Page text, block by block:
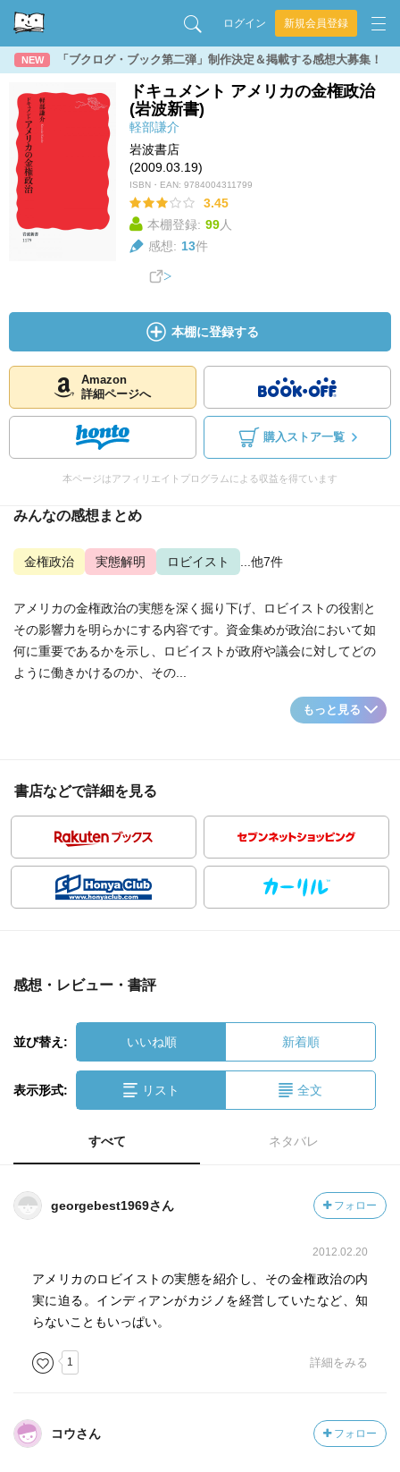
ログイン 新規会員登録
NEW 「ブクログ・ブック第二弾」制作決定＆掲載する感想大募集！
ドキュメント アメリカの金権政治
(岩波新書)
軽部謙介
岩波書店
(2009.03.19)
ISBN・EAN: 9784004311799
3.45
本棚登録: 99人
感想: 13件
本棚に登録する
Amazon
詳細ページへ
購入ストア一覧
本ページはアフィリエイトプログラムによる収益を得ています
みんなの感想まとめ
金権政治 実態解明 ロビイスト ...他7件
アメリカの金権政治の実態を深く掘り下げ、ロビイストの役割と
その影響力を明らかにする内容です。資金集めが政治において如
何に重要であるかを示し、ロビイストが政府や議会に対してどの
ように働きかけるのか、その...
もっと見る
書店などで詳細を見る
感想・レビュー・書評
並び替え: いいね順 新着順
表示形式: リスト 全文
すべて ネタバレ
georgebest1969さん フォロー
2012.02.20
アメリカのロビイストの実態を紹介し、その金権政治の内
実に迫る。インディアンがカジノを経営していたなど、知
らないこともいっぱい。
1 詳細をみる
コウさん フォロー